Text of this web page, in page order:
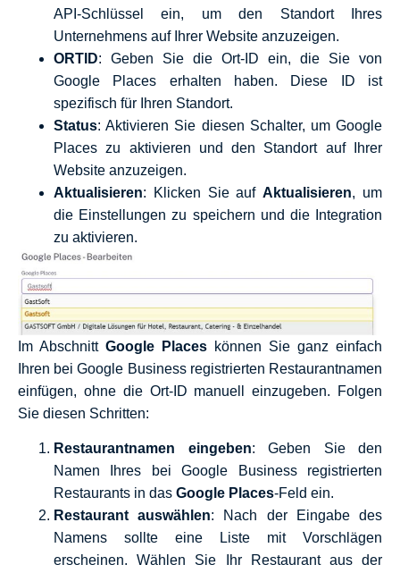
API-Schlüssel ein, um den Standort Ihres
Unternehmens auf Ihrer Website anzuzeigen.
ORTID: Geben Sie die Ort-ID ein, die Sie von
Google Places erhalten haben. Diese ID ist
spezifisch für Ihren Standort.
Status: Aktivieren Sie diesen Schalter, um Google
Places zu aktivieren und den Standort auf Ihrer
Website anzuzeigen.
Aktualisieren: Klicken Sie aufAktualisieren, um
die Einstellungen zu speichern und die Integration
zu aktivieren.
Im Abschnitt Google Places können Sie ganz einfach
Ihren bei Google Business registrierten Restaurantnamen
einfügen, ohne die Ort-ID manuell einzugeben. Folgen
Sie diesen Schritten:
Restaurantnamen eingeben: Geben Sie den
Namen Ihres bei Google Business registrierten
Restaurants in das Google Places-Feld ein.
Restaurant auswählen: Nach der Eingabe des
Namens sollte eine Liste mit Vorschlägen
erscheinen. Wählen Sie Ihr Restaurant aus der